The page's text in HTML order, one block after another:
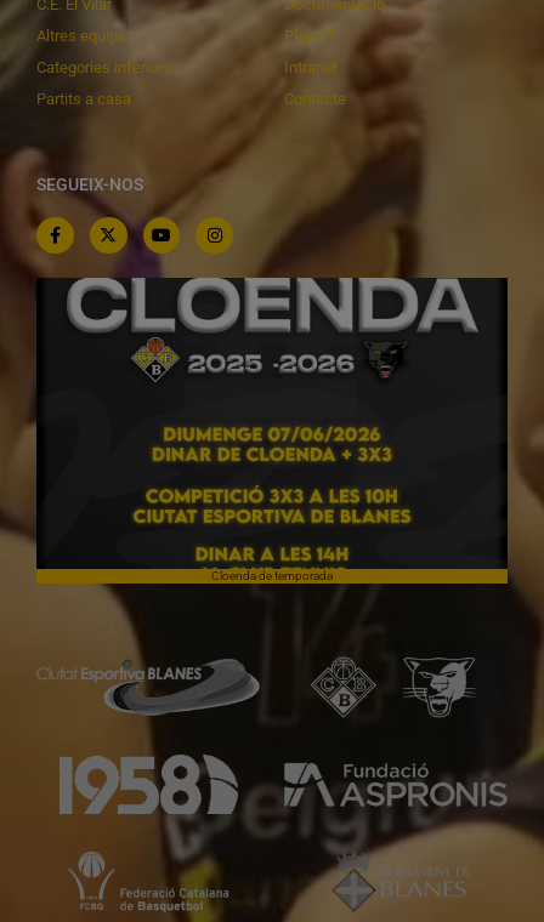
C.E. El Vilar
Altres equips
Categories inferiors
Partits a casa
Documentació
Playoff
Intranet
Contacte
SEGUEIX-NOS
Cloenda de temporada